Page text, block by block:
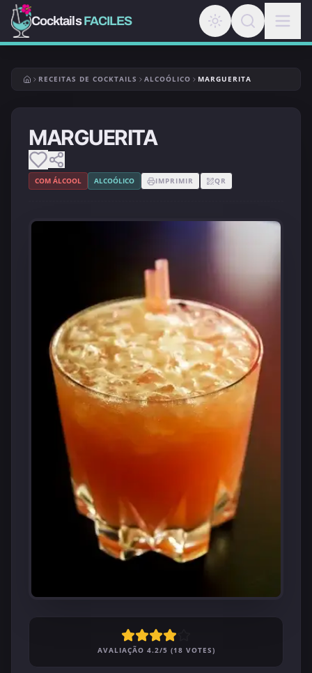
CocktailsFACILES
RECEITAS DE COCKTAILS ALCOÓLICO MARGUERITA
MARGUERITA
COM ÁLCOOL ALCOÓLICO IMPRIMIR QR
AVALIAÇÃO 4.2/5 (18 VOTES)